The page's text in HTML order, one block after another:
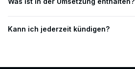
Umsetzung Ihres ersten Workflows,
im operativen Alltag bewerten können.
konfigurieren nötige Integrationen und
Kann ich jederzeit kündigen?